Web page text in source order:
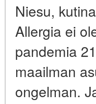
Niesu,
Allergia ei
pandemia
maailman
ongelman.